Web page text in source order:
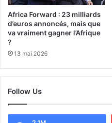
Africa Forward : 23 milliards
d’euros annoncés, mais que
va vraiment gagner l’Afrique
?
13 mai 2026
Follow Us